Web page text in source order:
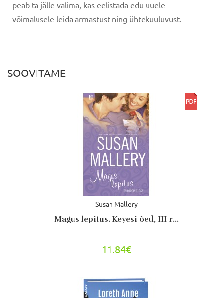
peab ta jälle valima, kas eelistada edu uuele
võimalusele leida armastust ning ühtekuuluvust.
SOOVITAME
Susan Mallery
Magus lepitus. Keyesi õed, III r...
11.84€